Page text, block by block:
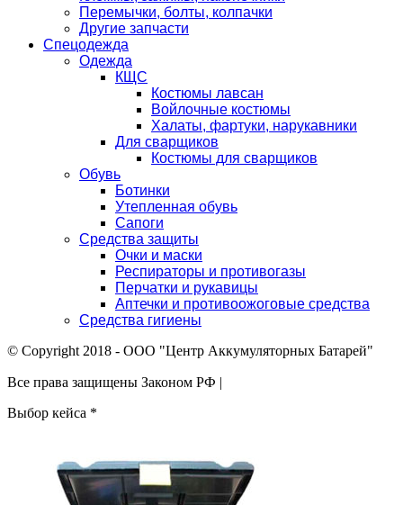
Перемычки, болты, колпачки
Другие запчасти
Спецодежда
Одежда
КЩС
Костюмы лавсан
Войлочные костюмы
Халаты, фартуки, нарукавники
Для сварщиков
Костюмы для сварщиков
Обувь
Ботинки
Утепленная обувь
Сапоги
Средства защиты
Очки и маски
Респираторы и противогазы
Перчатки и рукавицы
Аптечки и противоожоговые средства
Средства гигиены
© Copyright 2018 - ООО "Центр Аккумуляторных Батарей"
Все права защищены Законом РФ |
Выбор кейса *